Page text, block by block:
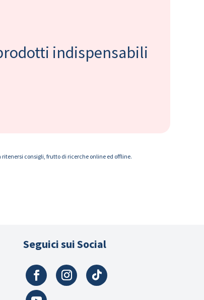
indispensabili
consigli, frutto di ricerche online ed offline.
Seguici sui Social